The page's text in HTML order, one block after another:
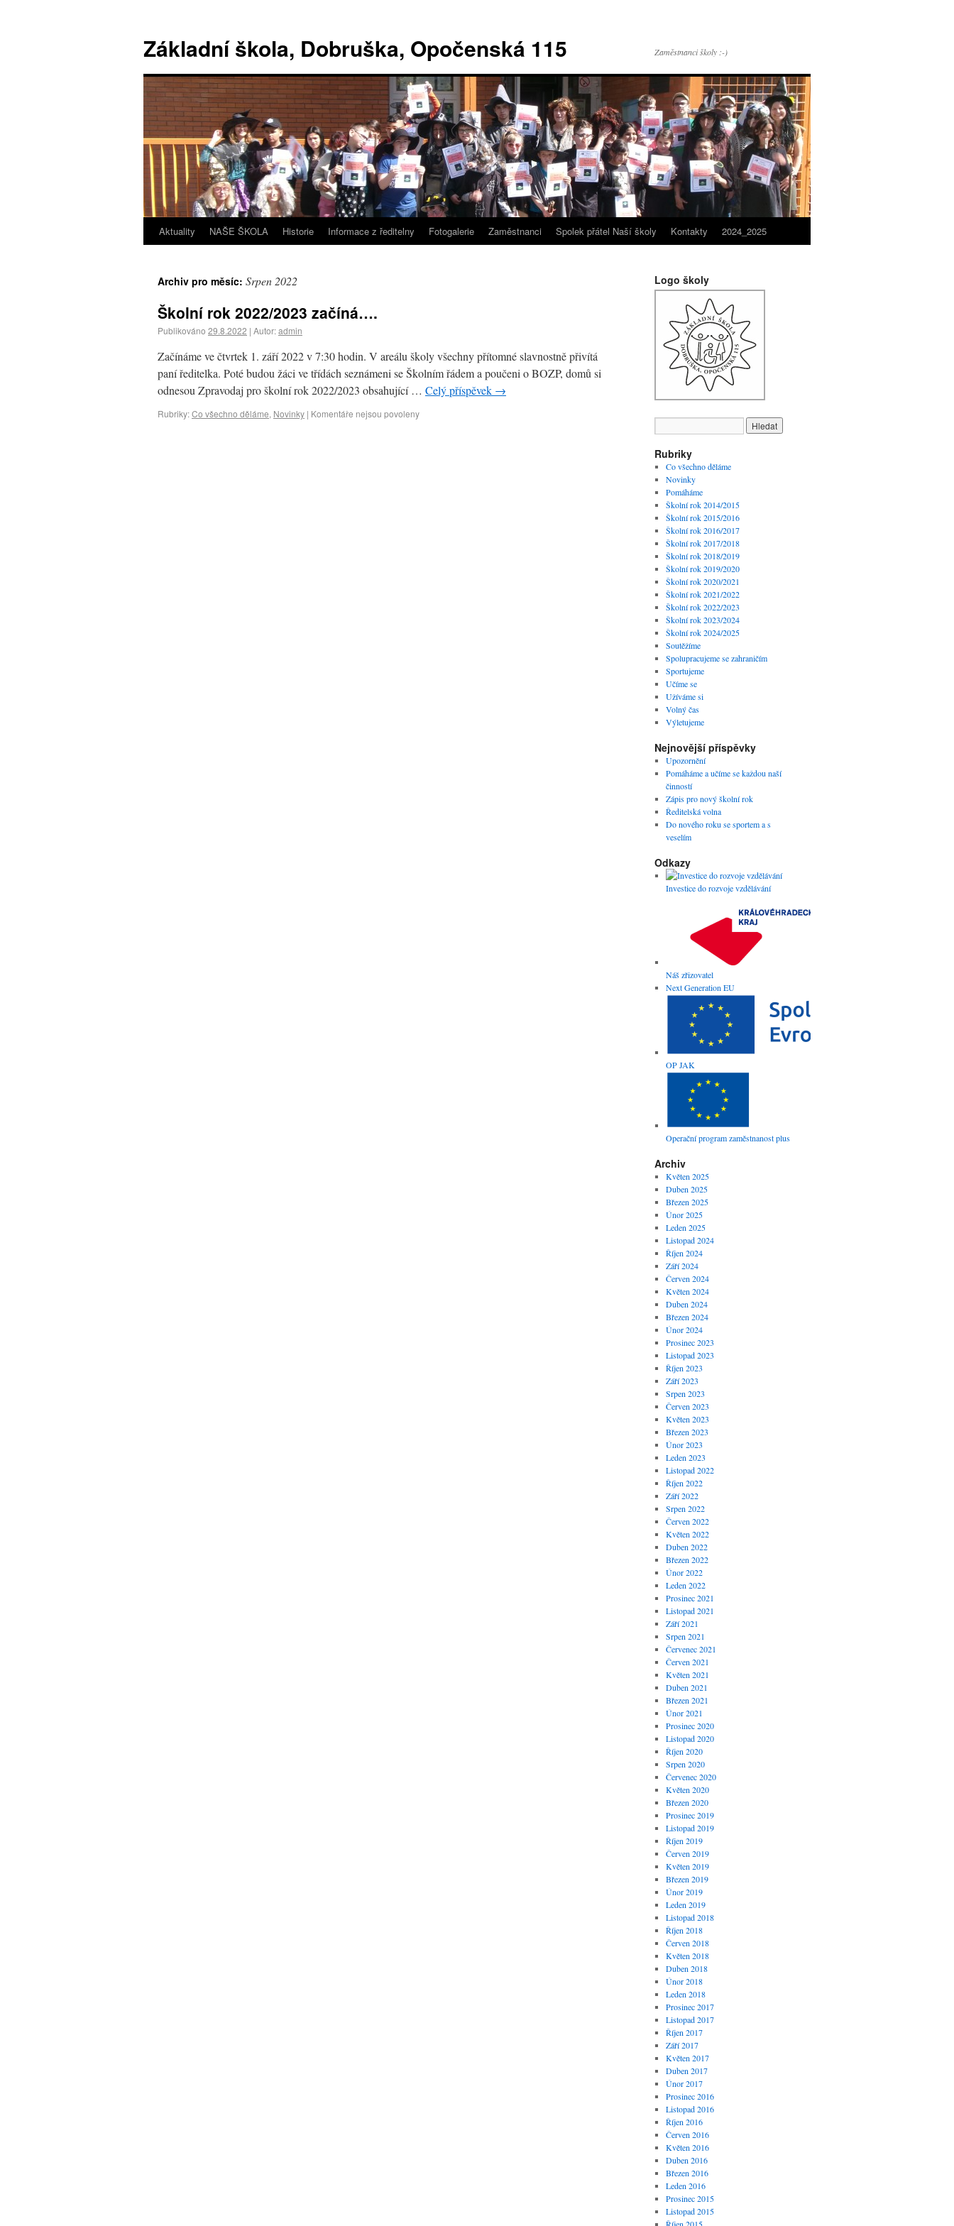
Základní škola, Dobruška, Opočenská 115 Zaměstnanci školy :-)
Aktuality NAŠE ŠKOLA Historie Informace z ředitelny Fotogalerie Zaměstnanci Spolek přátel Naší školy Kontakty 2024_2025
Archiv pro měsíc: Srpen 2022
Školní rok 2022/2023 začíná….
Publikováno 29.8.2022 | Autor:admin
Začínáme ve čtvrtek 1. září 2022 v 7:30 hodin. V areálu školy všechny přítomné slavnostně přivítá
paní ředitelka. Poté budou žáci ve třídách seznámeni se Školním řádem a poučeni o BOZP, domů si
odnesou Zpravodaj pro školní rok 2022/2023 obsahující … Celý příspěvek →
Rubriky:Co všechno děláme, Novinky | Komentáře nejsou povoleny
Logo školy
Rubriky
Co všechno děláme
Novinky
Pomáháme
Školní rok 2014/2015
Školní rok 2015/2016
Školní rok 2016/2017
Školní rok 2017/2018
Školní rok 2018/2019
Školní rok 2019/2020
Školní rok 2020/2021
Školní rok 2021/2022
Školní rok 2022/2023
Školní rok 2023/2024
Školní rok 2024/2025
Soutěžíme
Spolupracujeme se zahraničím
Sportujeme
Učíme se
Užíváme si
Volný čas
Výletujeme
Nejnovější příspěvky
Upozornění
Pomáháme a učíme se každou naší
činností
Zápis pro nový školní rok
Ředitelská volna
Do nového roku se sportem a s
veselím
Odkazy
Investice do rozvoje vzdělávání
Náš zřizovatel
Next Generation EU
OP JAK
Operační program zaměstnanost plus
Archiv
Květen 2025
Duben 2025
Březen 2025
Únor 2025
Leden 2025
Listopad 2024
Říjen 2024
Září 2024
Červen 2024
Květen 2024
Duben 2024
Březen 2024
Únor 2024
Prosinec 2023
Listopad 2023
Říjen 2023
Září 2023
Srpen 2023
Červen 2023
Květen 2023
Březen 2023
Únor 2023
Leden 2023
Listopad 2022
Říjen 2022
Září 2022
Srpen 2022
Červen 2022
Květen 2022
Duben 2022
Březen 2022
Únor 2022
Leden 2022
Prosinec 2021
Listopad 2021
Září 2021
Srpen 2021
Červenec 2021
Červen 2021
Květen 2021
Duben 2021
Březen 2021
Únor 2021
Prosinec 2020
Listopad 2020
Říjen 2020
Srpen 2020
Červenec 2020
Květen 2020
Březen 2020
Prosinec 2019
Listopad 2019
Říjen 2019
Červen 2019
Květen 2019
Březen 2019
Únor 2019
Leden 2019
Listopad 2018
Říjen 2018
Červen 2018
Květen 2018
Duben 2018
Únor 2018
Leden 2018
Prosinec 2017
Listopad 2017
Říjen 2017
Září 2017
Květen 2017
Duben 2017
Únor 2017
Prosinec 2016
Listopad 2016
Říjen 2016
Červen 2016
Květen 2016
Duben 2016
Březen 2016
Leden 2016
Prosinec 2015
Listopad 2015